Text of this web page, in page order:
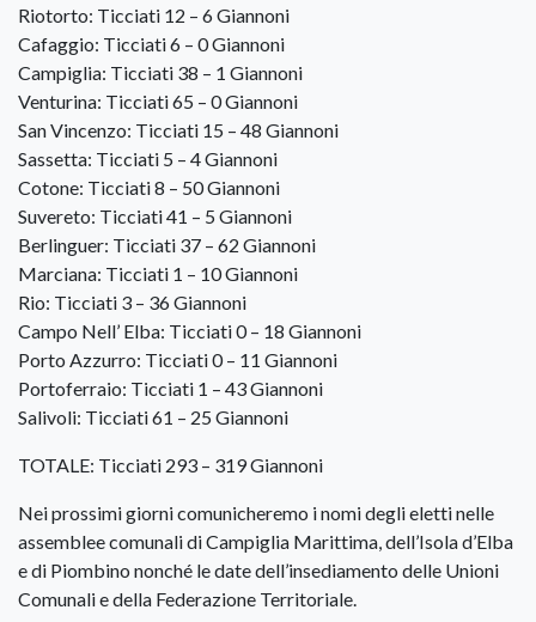
Riotorto: Ticciati 12 – 6 Giannoni
Cafaggio: Ticciati 6 – 0 Giannoni
Campiglia: Ticciati 38 – 1 Giannoni
Venturina: Ticciati 65 – 0 Giannoni
San Vincenzo: Ticciati 15 – 48 Giannoni
Sassetta: Ticciati 5 – 4 Giannoni
Cotone: Ticciati 8 – 50 Giannoni
Suvereto: Ticciati 41 – 5 Giannoni
Berlinguer: Ticciati 37 – 62 Giannoni
Marciana: Ticciati 1 – 10 Giannoni
Rio: Ticciati 3 – 36 Giannoni
Campo Nell’ Elba: Ticciati 0 – 18 Giannoni
Porto Azzurro: Ticciati 0 – 11 Giannoni
Portoferraio: Ticciati 1 – 43 Giannoni
Salivoli: Ticciati 61 – 25 Giannoni
TOTALE: Ticciati 293 – 319 Giannoni
Nei prossimi giorni comunicheremo i nomi degli eletti nelle
assemblee comunali di Campiglia Marittima, dell’Isola d’Elba
e di Piombino nonché le date dell’insediamento delle Unioni
Comunali e della Federazione Territoriale.